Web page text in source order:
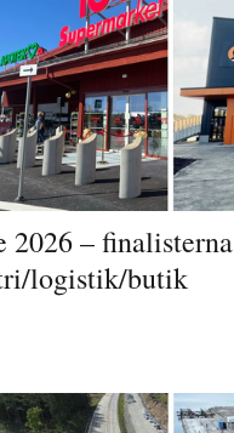
2026 – finalisterna
logistik/butik